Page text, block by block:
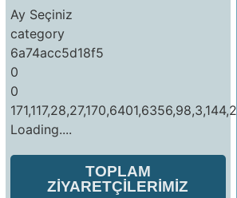
Ay Seçiniz
category
6a74acc5d18f5
0
0
Loading....
TOPLAM
ZİYARETÇİLERİMİZ